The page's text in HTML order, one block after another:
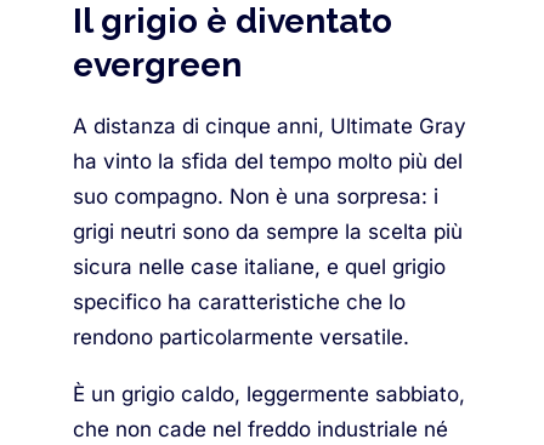
Il grigio è diventato
evergreen
A distanza di cinque anni, Ultimate Gray
ha vinto la sfida del tempo molto più del
suo compagno. Non è una sorpresa: i
grigi neutri sono da sempre la scelta più
sicura nelle case italiane, e quel grigio
specifico ha caratteristiche che lo
rendono particolarmente versatile.
È un grigio caldo, leggermente sabbiato,
che non cade nel freddo industriale né